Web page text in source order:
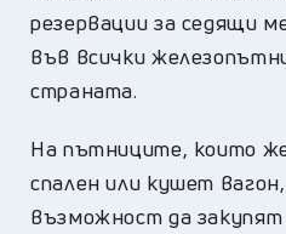
резервации за седящи
във всички
страната.
На пътниците, които
спален или кушет
възможност да